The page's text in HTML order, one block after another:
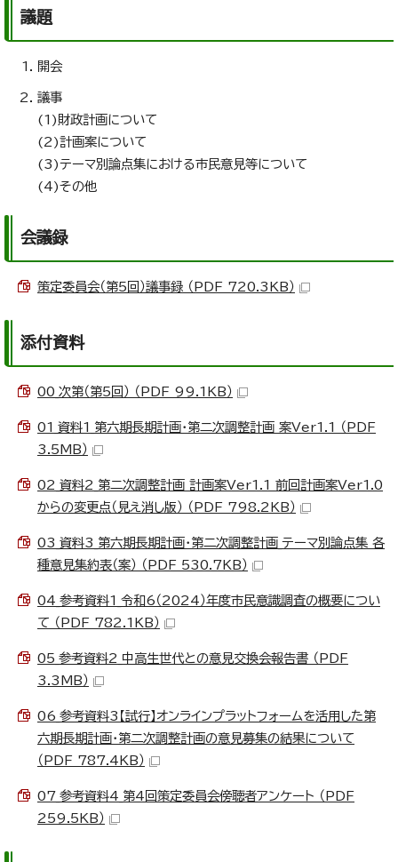
議題
開会
議事
(1)財政計画について
(2)計画案について
(3)テーマ別論点集における市民意見等について
(4)その他
会議録
策定委員会（第5回）議事録 （PDF 720.3KB）
添付資料
00_次第（第5回） （PDF 99.1KB）
01_資料1_第六期長期計画・第二次調整計画 案Ver1.1 （PDF
3.5MB）
02_資料2_第二次調整計画 計画案Ver1.1 前回計画案Ver1.0
からの変更点（見え消し版） （PDF 798.2KB）
03_資料3_第六期長期計画・第二次調整計画_テーマ別論点集 各
種意見集約表（案） （PDF 530.7KB）
04_参考資料1_令和6（2024）年度市民意識調査の概要につい
て （PDF 782.1KB）
05_参考資料2_中高生世代との意見交換会報告書 （PDF
3.3MB）
06_参考資料3【試行】オンラインプラットフォームを活用した第
六期長期計画・第二次調整計画の意見募集の結果について
（PDF 787.4KB）
07_参考資料4_第4回策定委員会傍聴者アンケート （PDF
259.5KB）